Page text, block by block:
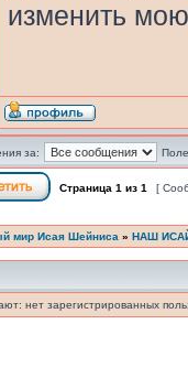
изменить
за:
Страница 1 из 1 [
мир Исая Шейниса » НАШ
нет зарегистрированных